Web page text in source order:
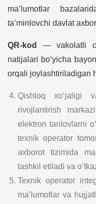
ma’lumotlar
ta’minlovchi davlat
QR-kod
— vakolatli
natijalari bo‘yicha
orqali joylashtiriladigan
Qishloq xo‘jaligi
rivojlantirish
elektron tanlovlarni
texnik operator
axborot tizimida
tashkil etiladi va
Texnik operator
ma’lumotlar va